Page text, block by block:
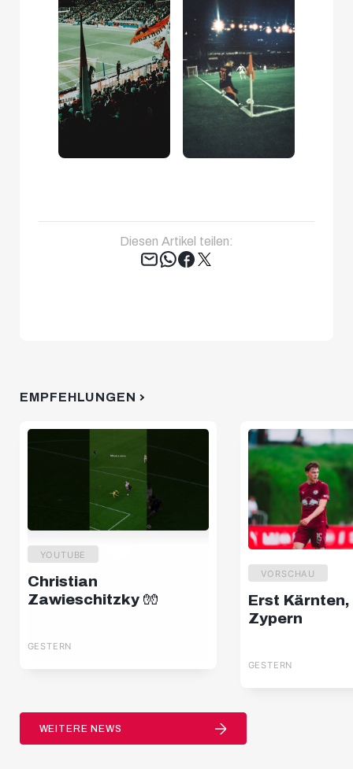
Diesen Artikel teilen:
Tweet
EMPFEHLUNGEN
YOUTUBE
Christian
Zawieschitzky 🧤
GESTERN
VORSCHAU
Erst Kärnten,
Zypern
GESTERN
WEITERE NEWS